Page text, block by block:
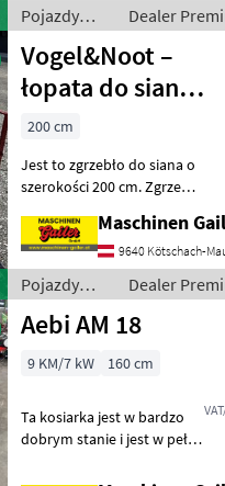
każde koło * Z wyłącznik
Pojazdy
silnikowe
rolnicze /
Aebi
Dealer
Vogel&Noot –
łopata do siana
200 cm
200 cm
Jest to zgrzebło do siana o
szerokości 200 cm. Zgrzebło
modelem Vogel & Noot Jet.
5 długich zębów i 20
krótkich zębów, po 2 zęby z
każdej strony.
9640 Kötschach-
Pojazdy
silnikowe
rolnicze /
Dealer
Aebi AM 18
9 KM/7 kW 160 cm
Ta kosiarka jest w bardzo
dobrym stanie i jest w pełni